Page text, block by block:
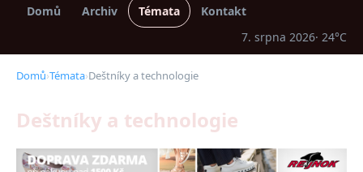
Domů Archiv Témata
Kontakt
7. srpna 2026· 24°C
Domů›Témata›Deštníky a technologie
Deštníky a technologie